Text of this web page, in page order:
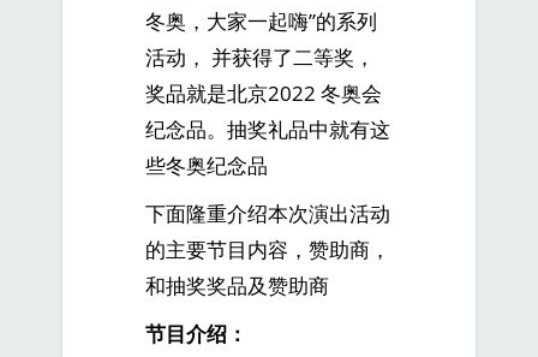
冬奥，大家一起嗨”的系列
活动， 并获得了二等奖，
奖品就是北京2022 冬奥会
纪念品。抽奖礼品中就有这
些冬奥纪念品
下面隆重介绍本次演出活动
的主要节目内容，赞助商，
和抽奖奖品及赞助商
节目介绍：